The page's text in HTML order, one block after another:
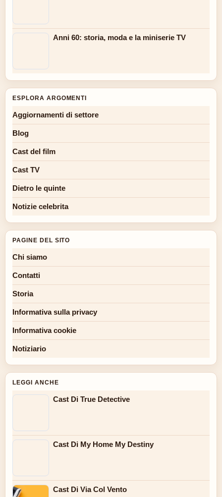
Anni 60: storia, moda e la miniserie TV
ESPLORA ARGOMENTI
Aggiornamenti di settore
Blog
Cast del film
Cast TV
Dietro le quinte
Notizie celebrita
PAGINE DEL SITO
Chi siamo
Contatti
Storia
Informativa sulla privacy
Informativa cookie
Notiziario
LEGGI ANCHE
Cast Di True Detective
Cast Di My Home My Destiny
Cast Di Via Col Vento